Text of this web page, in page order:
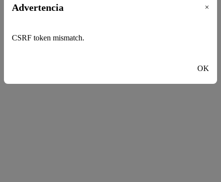
Advertencia ×
CSRF token mismatch.
OK